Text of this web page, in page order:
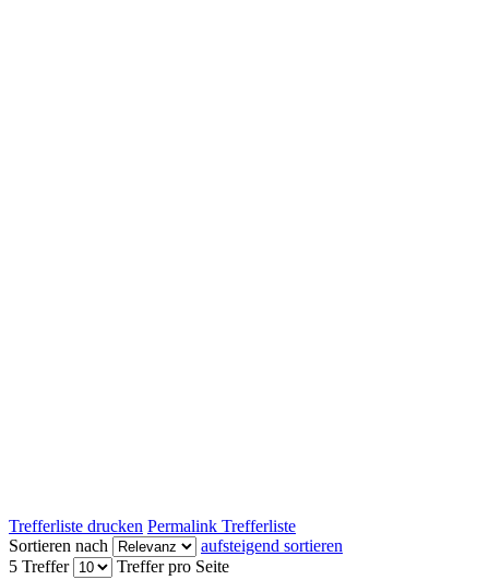
Trefferliste drucken Permalink Trefferliste
Sortieren nach
aufsteigend sortieren
5 Treffer
Treffer pro Seite